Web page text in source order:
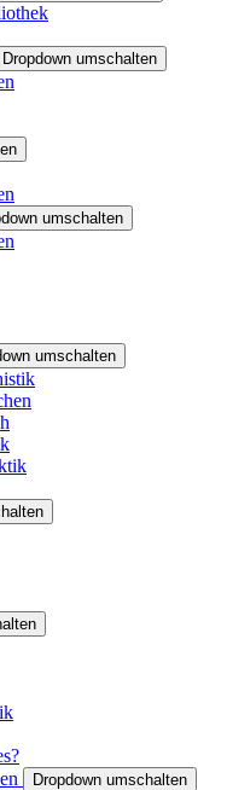
Dropdown umschalten
umschalten
umschalten
Dropdown umschalten